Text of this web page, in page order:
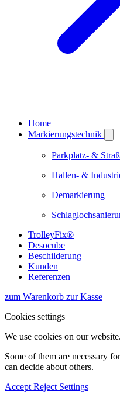
Home
Markierungstechnik
Parkplatz- &
Hallen- &
Demarkierung
TrolleyFix®
Desocube
Beschilderung
Kunden
Referenzen
zum Warenkorb zur Kasse
Cookies settings
We use cookies on our website.
Some of them are necessary
can decide about others.
Accept Reject Settings